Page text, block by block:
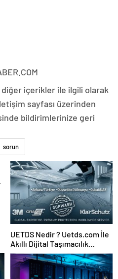
diğer içerikler ile ilgili olarak
sayfası üzerinden
bildirimlerinize geri
sorun
UETDS Nedir ? Uetds.com İle
Akıllı Dijital Taşımacılık
Yazılımı